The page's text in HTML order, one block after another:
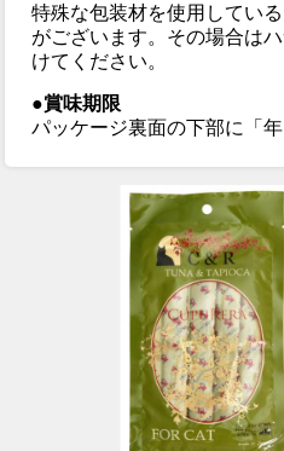
特殊な包装材を使用してい
がございます。その場合は
けてください。
●賞味期限
パッケージ裏面の下部に「